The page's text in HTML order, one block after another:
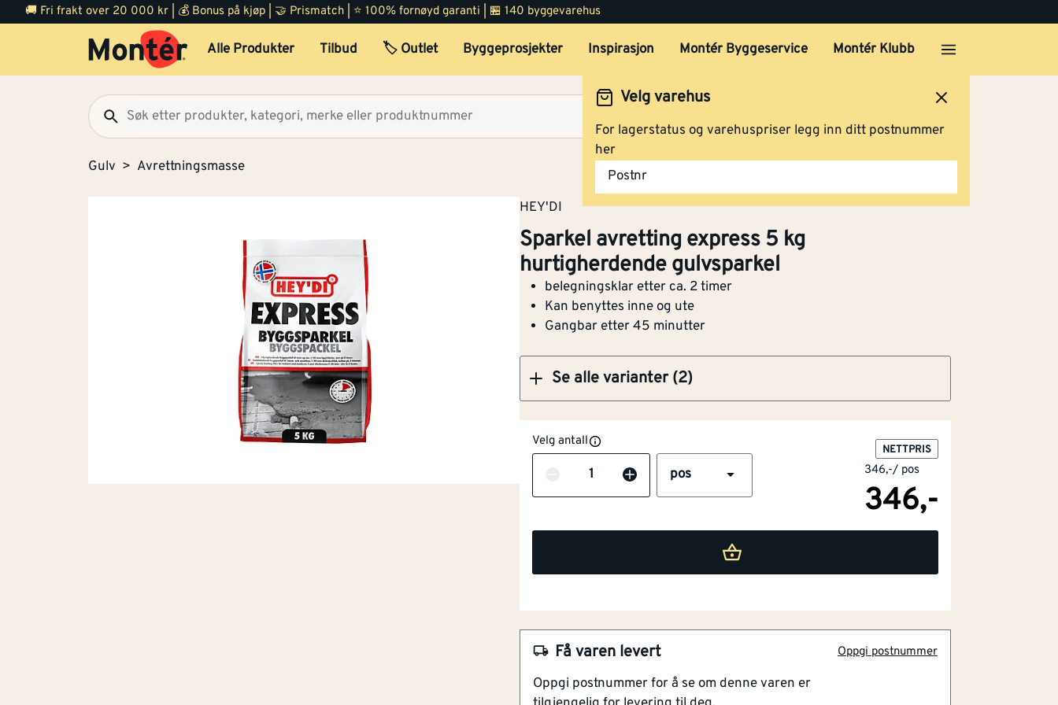
🚚 Fri frakt over 20 000 kr | 💰 Bonus på kjøp | 🤝 Prismatch | ⭐ 100% fornøyd garanti | 🏪 140 byggevarehus
Alle Produkter Tilbud 🏷️ Outlet Byggeprosjekter Inspirasjon Montér Byggeservice Montér Klubb
Velg varehus
For lagerstatus og varehuspriser legg inn ditt postnummer
her
Postnr
Gulv Avrettningsmasse
HEY'DI
Sparkel avretting express 5 kg
hurtigherdende gulvsparkel
belegningsklar etter ca. 2 timer
Kan benyttes inne og ute
Gangbar etter 45 minutter
Se alle varianter (2)
Avrettingsmasse express 15 kg
hurtigherdende gulvsparkel
Klikk og hent
Sparkel avretting express 5 kg
hurtigherdende gulvsparkel
Velg antall
Antall pos
NETTPRIS
346,-/ pos
346,-
Få varen levert Oppgi postnummer
Oppgi postnummer for å se om denne varen er
NOBB 10577658
belegningsklar etter ca. 2 timer
Gangbar etter 45 minutter